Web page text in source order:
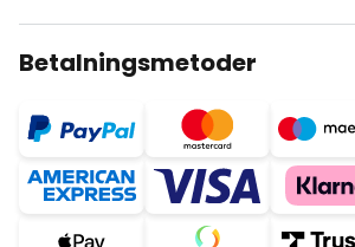
Betalningsmetoder